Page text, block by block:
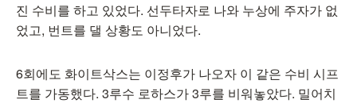
진 수비를 하고 있었다. 선두타자로 나와 누상에 주자가 없
었고, 번트를 댈 상황도 아니었다.
6회에도 화이트삭스는 이정후가 나오자 이 같은 수비 시프
트를 가동했다. 3루수 로하스가 3루를 비워놓았다. 밀어치